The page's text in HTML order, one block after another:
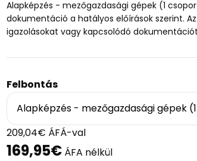
Alapképzés - mezőgazdasági gépek (1
dokumentáció a hatályos előírások szerint.
igazolásokat vagy kapcsolódó
Felbontás
Alapképzés - mezőgazdasági gépek
209,04€ ÁFÁ-val
169,95€ ÁFA nélkül